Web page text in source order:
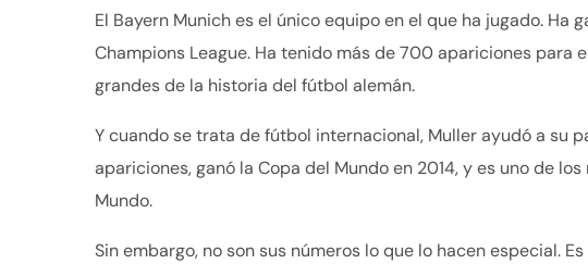
El Bayern Munich es el único equipo en el que ha jugado. Ha
Champions League. Ha tenido más de 700 apariciones para
grandes de la historia del fútbol alemán.
Y cuando se trata de fútbol internacional, Muller ayudó a su
apariciones, ganó la Copa del Mundo en 2014, y es uno de
Mundo.
Sin embargo, no son sus números lo que lo hacen especial.